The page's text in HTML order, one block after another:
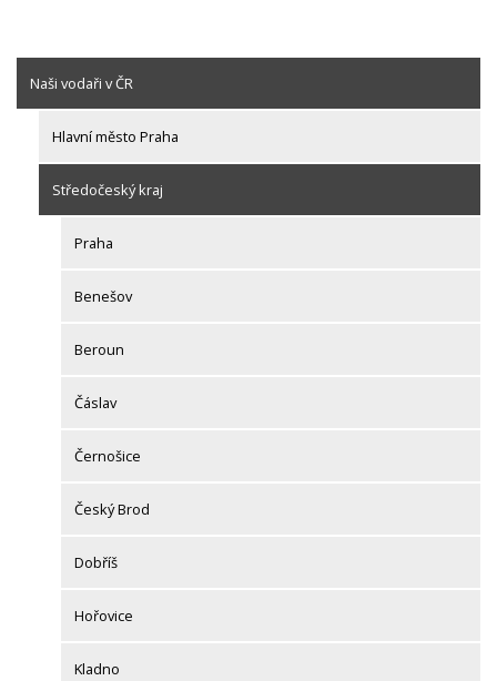
Naši vodaři v ČR
Hlavní město Praha
Středočeský kraj
Praha
Benešov
Beroun
Čáslav
Černošice
Český Brod
Dobříš
Hořovice
Kladno